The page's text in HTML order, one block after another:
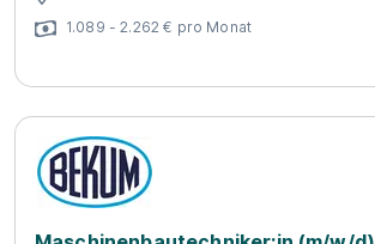
1.089 - 2.262 € pro Monat